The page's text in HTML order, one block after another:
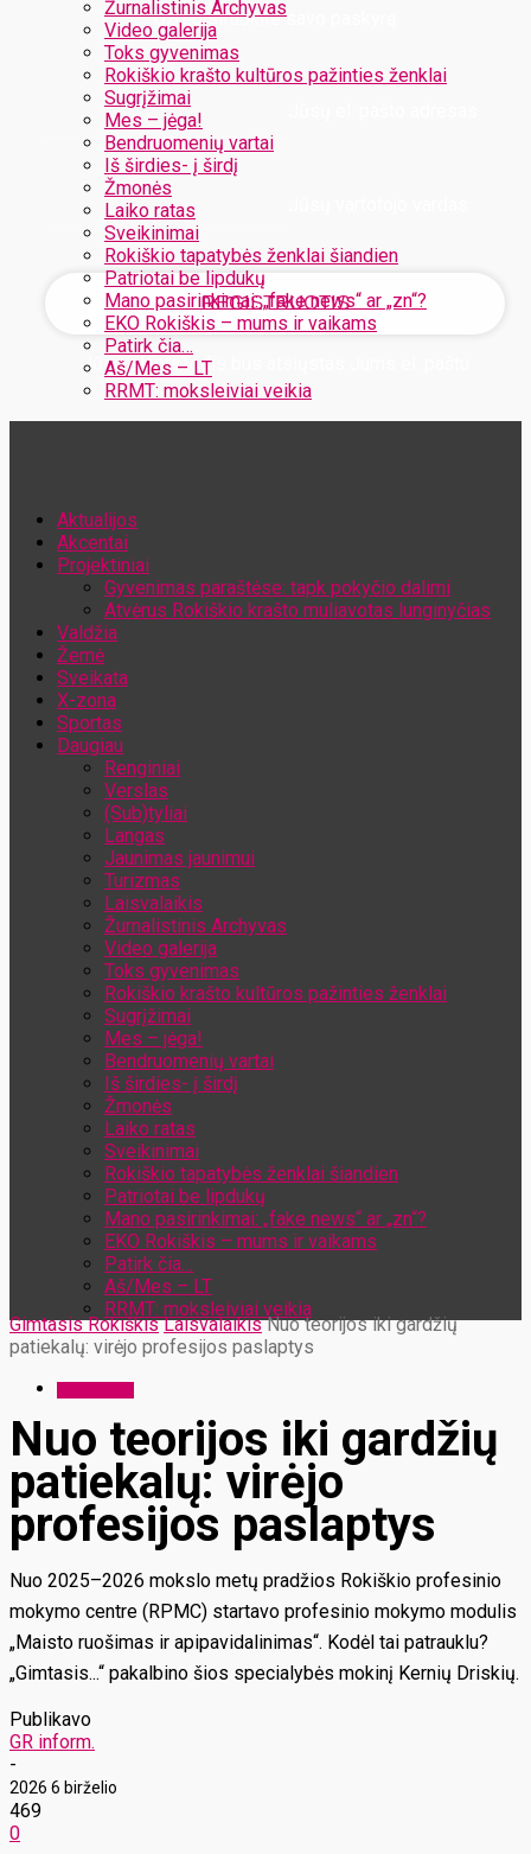
Žurnalistinis Archyvas
Video galerija
Toks gyvenimas
Rokiškio krašto kultūros pažinties ženklai
Sugrįžimai
Mes – jėga!
Bendruomenių vartai
Iš širdies- į širdį
Žmonės
Laiko ratas
Sveikinimai
Rokiškio tapatybės ženklai šiandien
Patriotai be lipdukų
Mano pasirinkimai: „fake news“ ar „zn“?
EKO Rokiškis – mums ir vaikams
Patirk čia…
Aš/Mes – LT
RRMT: moksleiviai veikia
Užregistruokite savo paskyrą
Jūsų slaptažodis bus atsiųstas Jums el. paštu
Aktualijos
Akcentai
Projektiniai
Gyvenimas paraštėse: tapk pokyčio dalimi
Atvėrus Rokiškio krašto muliavotas lunginyčias
Valdžia
Žemė
Sveikata
X-zona
Sportas
Daugiau
Renginiai
Verslas
(Sub)tyliai
Langas
Jaunimas jaunimui
Turizmas
Laisvalaikis
Žurnalistinis Archyvas
Video galerija
Toks gyvenimas
Rokiškio krašto kultūros pažinties ženklai
Sugrįžimai
Mes – jėga!
Bendruomenių vartai
Iš širdies- į širdį
Žmonės
Laiko ratas
Sveikinimai
Rokiškio tapatybės ženklai šiandien
Patriotai be lipdukų
Mano pasirinkimai: „fake news“ ar „zn“?
EKO Rokiškis – mums ir vaikams
Patirk čia…
Aš/Mes – LT
RRMT: moksleiviai veikia
Gimtasis Rokiškis Laisvalaikis Nuo teorijos iki gardžių
patiekalų: virėjo profesijos paslaptys
Nuo teorijos iki gardžių
patiekalų: virėjo
profesijos paslaptys
Nuo 2025–2026 mokslo metų pradžios Rokiškio profesinio
mokymo centre (RPMC) startavo profesinio mokymo modulis
„Maisto ruošimas ir apipavidalinimas“. Kodėl tai patrauklu?
„Gimtasis...“ pakalbino šios specialybės mokinį Kernių Driskių.
Publikavo
GR inform.
-
2026 6 birželio
469
0